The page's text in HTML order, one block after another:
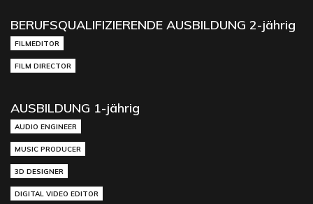
BERUFSQUALIFIZIERENDE AUSBILDUNG 2-jährig
FILMEDITOR
FILM DIRECTOR
AUSBILDUNG 1-jährig
AUDIO ENGINEER
MUSIC PRODUCER
3D DESIGNER
DIGITAL VIDEO EDITOR